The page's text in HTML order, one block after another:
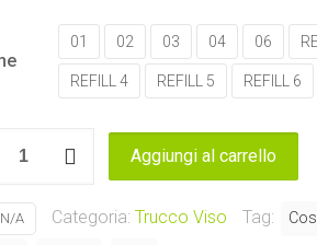
01 02 03 04 06
REFILL 4 REFILL 5 REFILL 6
Aggiungi al carrello
N/A Categoria: Trucco Viso Tag: